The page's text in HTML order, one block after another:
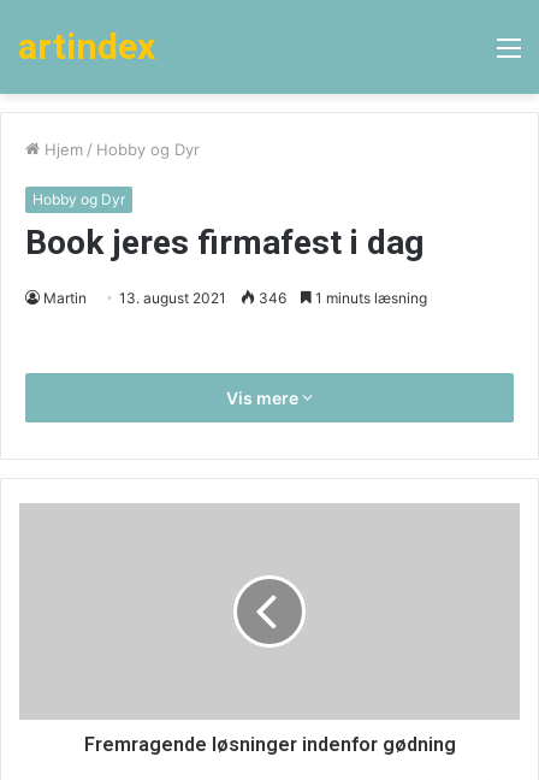
artindex
Hjem / Hobby og Dyr
Hobby og Dyr
Book jeres firmafest i dag
Martin 13. august 2021 346 1 minuts læsning
Vis mere
Fremragende løsninger indenfor gødning